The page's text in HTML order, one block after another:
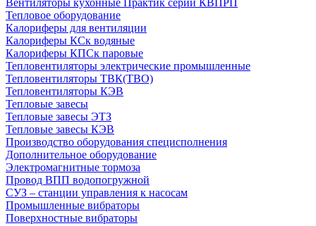
Вентиляторы кухонные Практик серии КВПРП
Тепловое оборудование
Калориферы для вентиляции
Калориферы КСк водяные
Калориферы КПСк паровые
Тепловентиляторы электрические промышленные
Тепловентиляторы ТВК(ТВО)
Тепловентиляторы КЭВ
Тепловые завесы
Тепловые завесы ЭТЗ
Тепловые завесы КЭВ
Производство оборудования специсполнения
Дополнительное оборудование
Электромагнитные тормоза
Провод ВПП водопогружной
СУЗ – станции управления к насосам
Промышленные вибраторы
Поверхностные вибраторы